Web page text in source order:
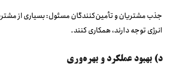
جذب مشتریان و تأمین‌کنندگان مسئول: بسیاری از
انرژی توجه دارند، همکاری کنند.
د) بهبود عملکرد و بهره‌وری